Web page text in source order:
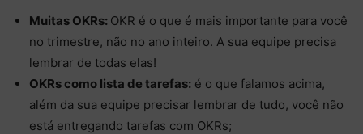
Muitas OKRs: OKR é o que é mais importante para você
no trimestre, não no ano inteiro. A sua equipe precisa
lembrar de todas elas!
OKRs como lista de tarefas: é o que falamos acima,
além da sua equipe precisar lembrar de tudo, você não
está entregando tarefas com OKRs;